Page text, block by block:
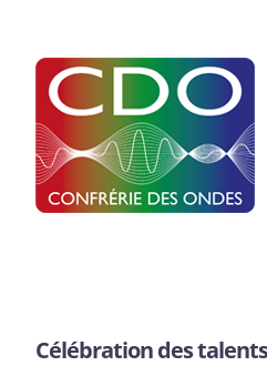
Célébration des